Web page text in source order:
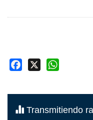
Facebook
Transmitiendo